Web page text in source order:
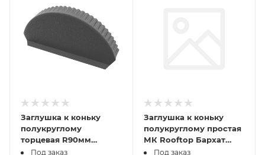
Заглушка к коньку
полукруглому
торцевая R90мм
Rooftop Бархат
Под заказ
Заглушка к коньку
полукруглому простая
МК Rooftop Бархат
RAL7024 PE 0,5мм
Под заказ